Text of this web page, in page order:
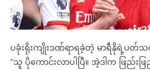
ပခုံးရိုးကျိုးဒဏ်ရာရခဲ့တဲ့ မာရီနိုရဲ့ပတ်
“သူ ပိုကောင်းလာပါပြီ။ အဲ့ဒါက ဖြည်းဖြ